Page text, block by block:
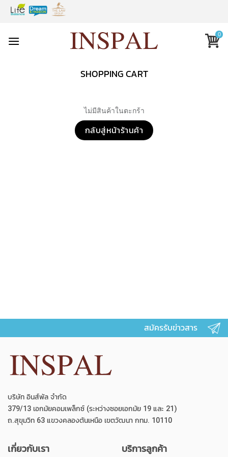
Skip
0
SHOPPING CART
ไม่มีสินค้าในตะกร้า
กลับสู่หน้าร้านค้า
สมัครรับข่าวสาร
บริษัท อินส์พัล จำกัด
379/13 เอกมัยคอมเพล็กซ์ (ระหว่างซอยเอกมัย 19 และ 21)
ถ.สุขุมวิท 63 แขวงคลองตันเหนือ เขตวัฒนา กทม. 10110
เกี่ยวกับเรา บริการลูกค้า